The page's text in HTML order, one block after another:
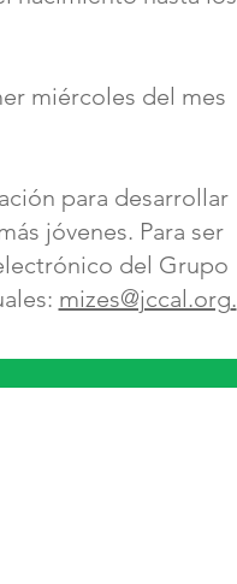
miércoles del mes
para desarrollar
jóvenes. Para ser
del Grupo
mizes@jccal.org.